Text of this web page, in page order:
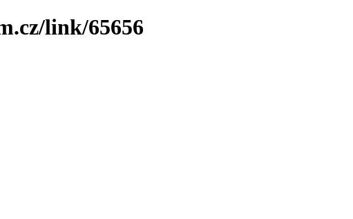
link/65656